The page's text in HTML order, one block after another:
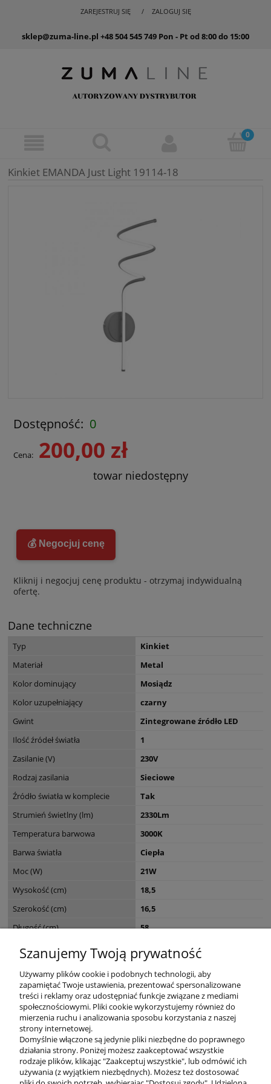
ZAREJESTRUJ SIĘ ZALOGUJ SIĘ
sklep@zuma-line.pl +48 504 545 749 Pon - Pt od 8:00 do 15:00
Kinkiet EMANDA Just Light 19114-18
Dostępność: 0
Cena: 200,00 zł
towar niedostępny
💰 Negocjuj cenę
Kliknij i negocjuj cenę produktu - otrzymaj indywidualną
ofertę.
Dane techniczne
Typ
Kinkiet
Materiał
Metal
Kolor dominujący
Mosiądz
Kolor uzupełniający
czarny
Gwint
Zintegrowane źródło LED
Ilość źródeł światła
1
Zasilanie (V)
230V
Rodzaj zasilania
Sieciowe
Źródło światła w komplecie
Tak
Strumień świetlny (lm)
2330Lm
Temperatura barwowa
3000K
Barwa światła
Ciepła
Moc (W)
21W
Wysokość (cm)
18,5
Szerokość (cm)
16,5
Długość (cm)
58
Seria
Wymiary opakowania (cm)
20 x 17.5 x 59.5
KONTAKT
DODATKOWE
Szanujemy Twoją prywatność
Używamy plików cookie i podobnych technologii, aby
zapamiętać Twoje ustawienia, prezentować spersonalizowane
treści i reklamy oraz udostępniać funkcje związane z mediami
społecznościowymi. Pliki cookie wykorzystujemy również do
mierzenia ruchu i analizowania sposobu korzystania z naszej
strony internetowej.
Domyślnie włączone są jedynie pliki niezbędne do poprawnego
działania strony. Poniżej możesz zaakceptować wszystkie
rodzaje plików, klikając "Zaakceptuj wszystkie", lub odmówić ich
używania (z wyjątkiem niezbędnych). Możesz też dostosować